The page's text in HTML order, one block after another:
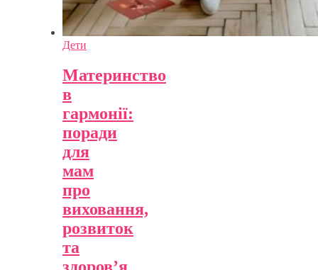
Дети
Материнство
в
гармонії:
поради
для
мам
про
виховання,
розвиток
та